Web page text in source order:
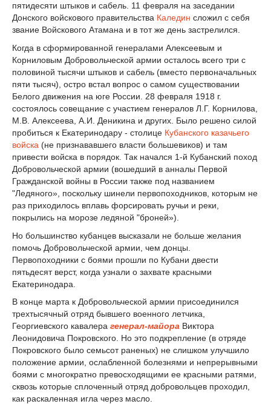
пятидесяти штыков и сабель. 11 февраля на заседании
Донского войскового правительства Каледин сложил с себя
звание Войскового Атамана и в тот же день застрелился.
Когда в сформированной генералами Алексеевым и
Корниловым Добровольческой армии осталось всего три с
половиной тысячи штыков и сабель (вместо первоначальных
пяти тысяч), остро встал вопрос о самом существовании
Белого движения на юге России. 28 февраля 1918 г.
состоялось совещание с участием генералов Л.Г. Корнилова,
М.В. Алексеева, А.И. Деникина и других. Было решено силой
пробиться к Екатеринодару - столице Кубанского казачьего
войска (не признававшего власти большевиков) и там
привести войска в порядок. Так начался 1-й Кубанский поход
Добровольческой армии (вошедший в анналы Первой
Гражданской войны в России также под названием
"Ледяного», поскольку шинели первопоходников, которым не
раз приходилось вплавь форсировать ручьи и реки,
покрылись на морозе ледяной "броней»).
Но большинство кубанцев высказали не больше желания
помочь Добровольческой армии, чем донцы.
Первопоходники с боями прошли по Кубани двести
пятьдесят верст, когда узнали о захвате красными
Екатеринодара.
В конце марта к Добровольческой армии присоединился
трехтысячный отряд бывшего военного летчика,
Георгиевского кавалера генерал-майора Виктора
Леонидовича Покровского. Но это подкрепление (в отряде
Покровского было семьсот раненых) не слишком улучшило
положение армии, ослабленной болезнями и непрерывными
боями с многократно превосходящими ее красными ратями,
сквозь которые сплоченный отряд добровольцев проходил,
как раскаленная игла через масло.